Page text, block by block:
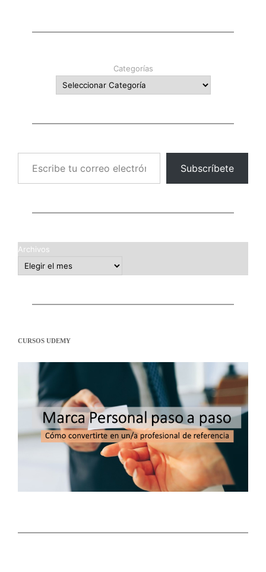
Categorías
Escribe tu correo electrónico…
Subscríbete
Archivos
CURSOS UDEMY